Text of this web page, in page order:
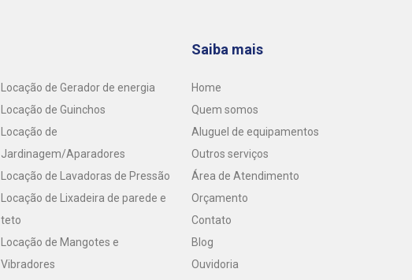
Locação de Gerador de energia
Locação de Guinchos
Locação de
Jardinagem/Aparadores
Locação de Lavadoras de Pressão
Locação de Lixadeira de parede e
teto
Locação de Mangotes e
Vibradores
Saiba mais
Home
Quem somos
Aluguel de equipamentos
Outros serviços
Área de Atendimento
Orçamento
Contato
Blog
Ouvidoria